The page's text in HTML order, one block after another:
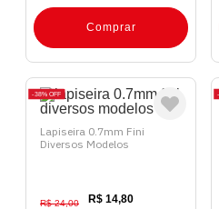
Comprar
38% OFF
Lapiseira 0.7mm Fini
Diversos Modelos
R$ 24,00 R$ 14,80